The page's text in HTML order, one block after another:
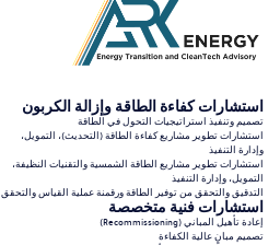
استشارات كفاءة الطاقة وإزالة الكربون
تصميم وتنفيذ استراتيجيات التحول في الطاقة
استشارات تطوير مشاريع كفاءة الطاقة (التحديث)، التمويل،
وإدارة التنفيذ
استشارات تطوير مشاريع الطاقة الشمسية والتقنيات النظيفة،
التمويل، وإدارة التنفيذ
التدقيق والتحقق من توفير الطاقة ورقمنة عملية القياس والتحقق
استشارات فنية متخصصة
إعادة تأهيل المباني (Recommissioning)
تصميم مبانٍ عالية الكفاءة